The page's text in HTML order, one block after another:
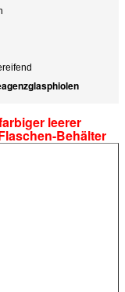
leerer
Behälter